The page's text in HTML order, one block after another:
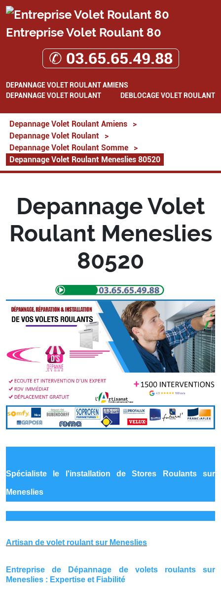
Entreprise Volet Roulant 80
✆ 03.65.65.49.88
DEPANNAGE VOLET ROULANT AMIENS
DEPANNAGE VOLET ROULANT
DEBLOCAGE VOLET ROULANT
Depannage Volet Roulant Amiens
>
Depannage Volet Roulant
>
Depannage Volet Roulant Somme
>
Depannage Volet Roulant Meneslies 80520
Depannage Volet
Roulant Meneslies
80520
Spécialiste le l'installation de Stores Roulants sur
Meneslies
Artisan de volet roulant sur Meneslies
Entreprise de Dépannage de volets roulants sur
Meneslies : Expertise et Fiabilité